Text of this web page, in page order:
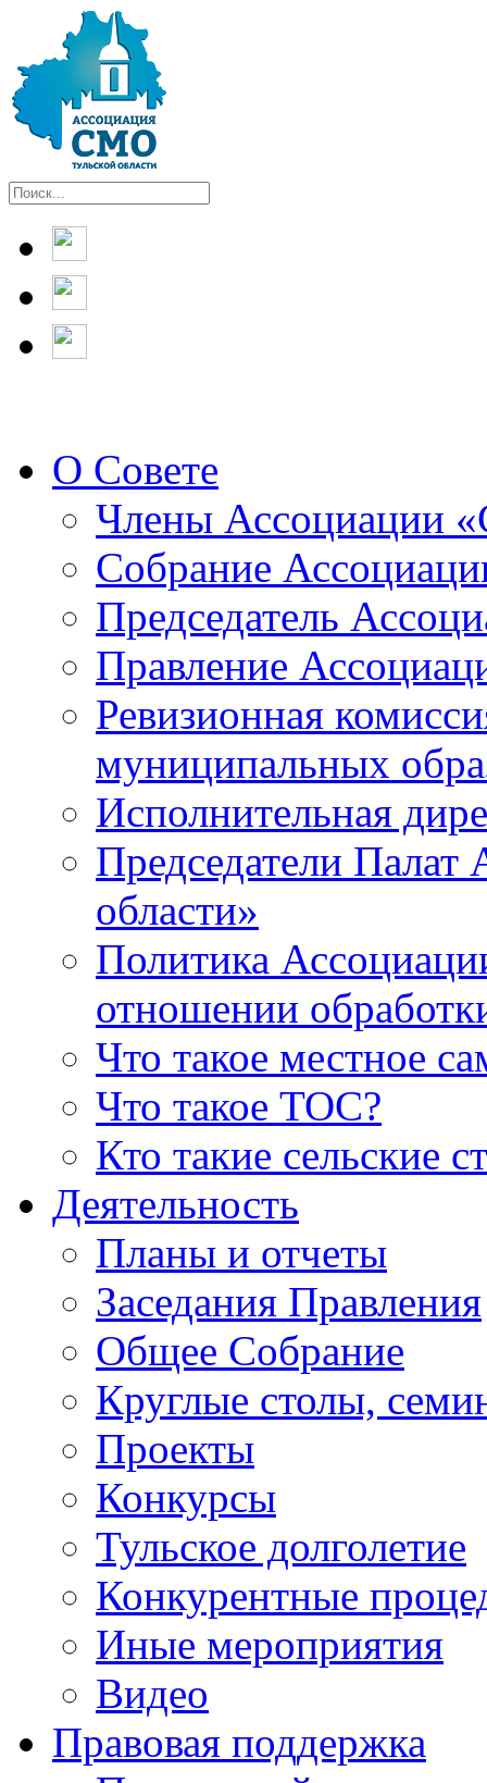
О Совете
Члены Ассоциации
Собрание
Председатель
Правление
Ревизионная
муниципальных
Исполнительная
Председатели
области»
Политика
отношении
Что такое местное
Что такое ТОС?
Кто такие сельские
Деятельность
Планы и отчеты
Заседания Правления
Общее Собрание
Круглые столы,
Проекты
Конкурсы
Тульское долголетие
Конкурентные
Иные мероприятия
Видео
Правовая поддержка